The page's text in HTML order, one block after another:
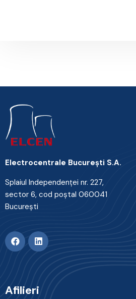
Electrocentrale Bucureşti S.A.
Splaiul Independenţei nr. 227,
sector 6, cod poştal 060041
Bucureşti
Afilieri